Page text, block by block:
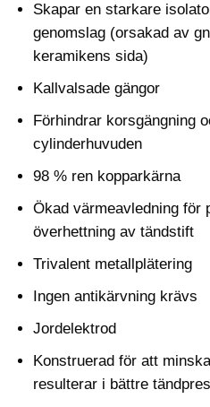
Skapar en starkare
genomslag (orsakad av
keramikens sida)
Kallvalsade gängor
Förhindrar korsgängning
cylinderhuvuden
98 % ren kopparkärna
Ökad värmeavledning för
överhettning av tändstift
Trivalent metallplätering
Ingen antikärvning krävs
Jordelektrod
Konstruerad för att
resulterar i bättre